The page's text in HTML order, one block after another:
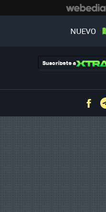
NUEVO
Suscríbete a